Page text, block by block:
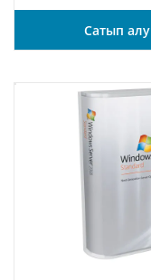
Сатып алу